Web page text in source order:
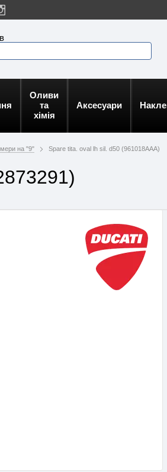
Оливи
та
хімія
Аксесуари
на "9" Spare tita. oval lh sil. d50 (961018AAA)